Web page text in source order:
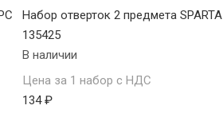
Набор отверток 2 предмета SPARTA
135425
В наличии
Цена за 1 набор с НДС
134 ₽